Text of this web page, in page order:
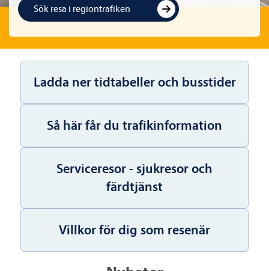
Sök resa i regiontrafiken
Ladda ner tidtabeller och busstider
Så här får du trafikinformation
Serviceresor - sjukresor och
färdtjänst
Villkor för dig som resenär